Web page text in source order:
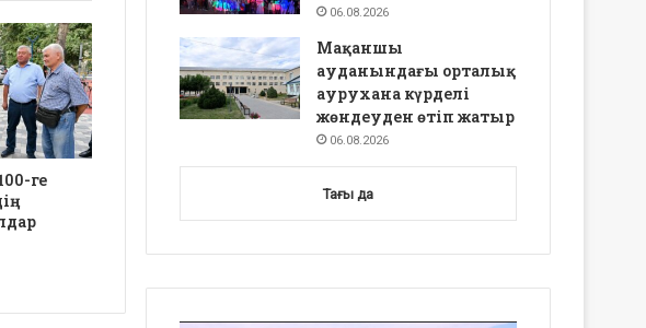
ге
06.08.2026
Мақаншы
ауданындағы орталық
аурухана күрделі
жөндеуден өтіп жатыр
06.08.2026
Тағы да